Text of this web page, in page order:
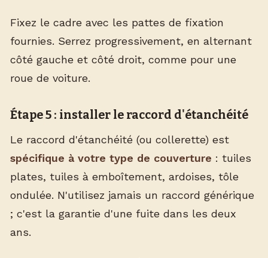
Fixez le cadre avec les pattes de fixation
fournies. Serrez progressivement, en alternant
côté gauche et côté droit, comme pour une
roue de voiture.
Étape 5 : installer le raccord d'étanchéité
Le raccord d'étanchéité (ou collerette) est
spécifique à votre type de couverture : tuiles
plates, tuiles à emboîtement, ardoises, tôle
ondulée. N'utilisez jamais un raccord générique
; c'est la garantie d'une fuite dans les deux
ans.